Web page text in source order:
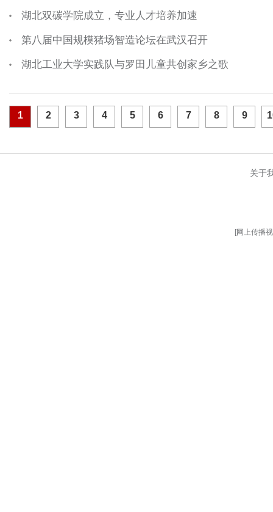
湖北双碳学院成立，专业人才培养加速
第八届中国规模猪场智造论坛在武汉召开
湖北工业大学实践队与罗田儿童共创家乡之歌
1 2 3 4 5 6 7 8 9